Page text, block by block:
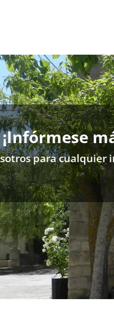
¡Infórmese
para cualquier